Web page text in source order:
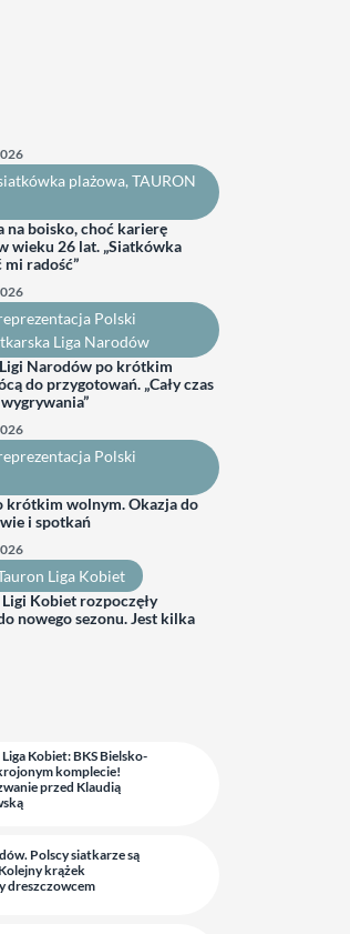
plażowa, TAURON
na boisko, choć karierę
wieku 26 lat. „Siatkówka
mi radość”
Polski
Liga Narodów
Narodów po krótkim
do przygotowań. „Cały czas
Polski
krótkim wolnym. Okazja do
i spotkań
Liga Kobiet
Kobiet rozpoczęły
nowego sezonu. Jest kilka
Kobiet: BKS Bielsko-
komplecie!
przed Klaudią
Polscy siatkarze są
krążek
dreszczowcem